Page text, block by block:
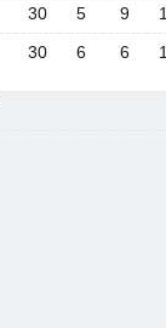
30 5 9
30 6 6